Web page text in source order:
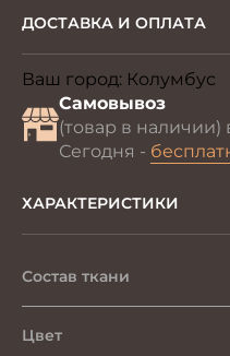
ДОСТАВКА И ОПЛАТА
Ваш город: Колумбус
Самовывоз
(товар в наличии)
Сегодня -
ХАРАКТЕРИСТИКИ
Состав ткани
Цвет